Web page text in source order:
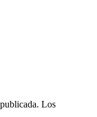
Los